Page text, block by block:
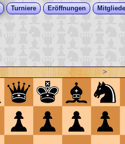
Turniere Eröffnungen
>